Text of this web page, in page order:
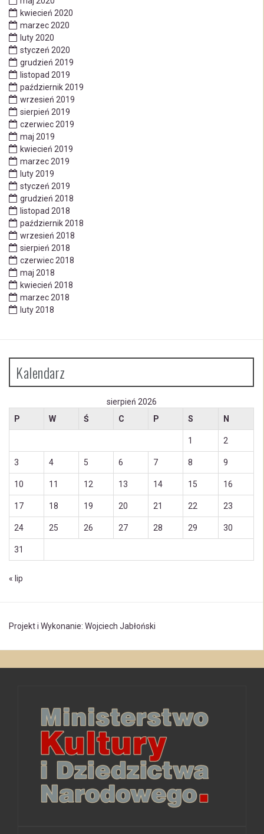
kwiecień 2020
marzec 2020
luty 2020
styczeń 2020
grudzień 2019
listopad 2019
październik 2019
wrzesień 2019
sierpień 2019
czerwiec 2019
maj 2019
kwiecień 2019
marzec 2019
luty 2019
styczeń 2019
grudzień 2018
listopad 2018
październik 2018
wrzesień 2018
sierpień 2018
czerwiec 2018
maj 2018
kwiecień 2018
marzec 2018
luty 2018
Kalendarz
sierpień 2026
P
W Ś C P S N
1 2
3 4 5 6 7 8 9
10 11 12 13 14 15 16
17 18 19 20 21 22 23
24 25 26 27 28 29 30
31
« lip
Projekt i Wykonanie: Wojciech Jabłoński